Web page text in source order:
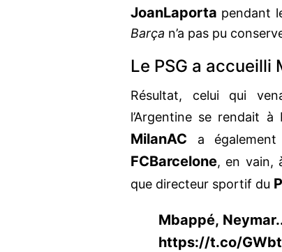
JoanLaporta pendant
Barça n’a pas pu
Le PSG a accueilli
Résultat, celui qui
l’Argentine se rendait
MilanAC a
FCBarcelone, en vain,
que directeur sportif du
Mbappé,
https://t.co/